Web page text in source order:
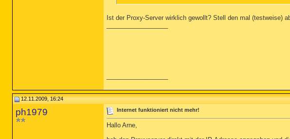
Ist der Proxy-Server wirklich gewollt? Stell den mal (testweise)
12.11.2009, 16:24
ph1979 Internet funktioniert nicht mehr!
Hallo Arne,